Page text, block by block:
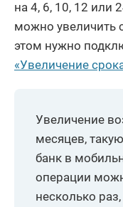
на 4, 6, 10, 12 или
можно увеличить
этом нужно
«Увеличение
Увеличение
месяцев,
банк в
операции
несколько